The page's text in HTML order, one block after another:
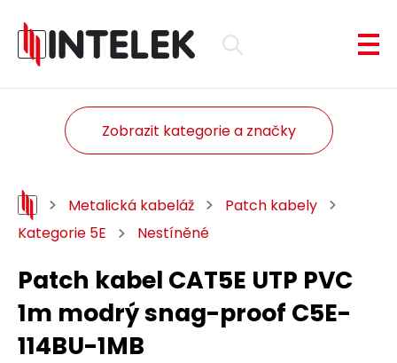
Zobrazit kategorie a značky
Metalická kabeláž
Patch kabely
Kategorie 5E
Nestíněné
Patch kabel CAT5E UTP PVC
1m modrý snag-proof C5E-
114BU-1MB